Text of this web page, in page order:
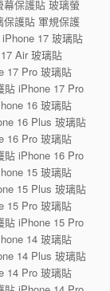
保護貼 玻璃螢
護貼 軍規保護
17 玻璃貼
Air 玻璃貼
17 Pro 玻璃貼
貼 iPhone 17 Pro
16 玻璃貼
16 Plus 玻璃貼
16 Pro 玻璃貼
貼 iPhone 16 Pro
15 玻璃貼
15 Plus 玻璃貼
15 Pro 玻璃貼
貼 iPhone 15 Pro
14 玻璃貼
14 Plus 玻璃貼
14 Pro 玻璃貼